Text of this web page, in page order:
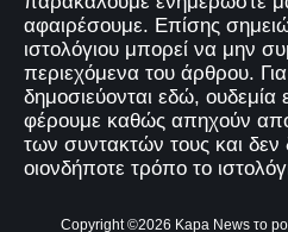
αφαιρέσουμε. Επίσης
ιστολόγιου μπορεί να μην
περιεχόμενα του άρθρου.
δημοσιεύονται εδώ, ουδεμία
φέρουμε καθώς απηχούν
των συντακτών τους και δεν
οιονδήποτε τρόπο το
Copyright ©2026 Kapa News το